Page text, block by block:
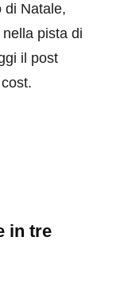
di Natale,
pista di
il post
in tre